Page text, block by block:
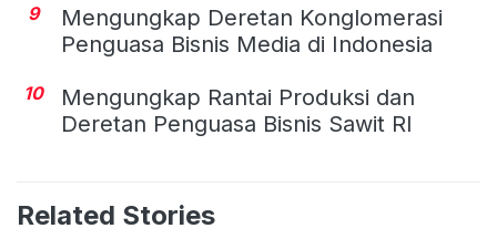
9
Mengungkap Deretan Konglomerasi
Penguasa Bisnis Media di Indonesia
10
Mengungkap Rantai Produksi dan
Deretan Penguasa Bisnis Sawit RI
Related Stories